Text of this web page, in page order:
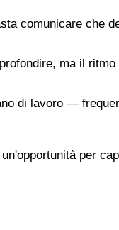
comunicare che
ma il
di lavoro —
per